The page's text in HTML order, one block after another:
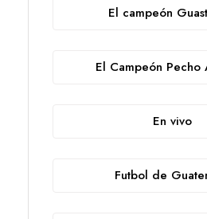
El campeón
El Campeón Pecho
En vivo
Futbol de